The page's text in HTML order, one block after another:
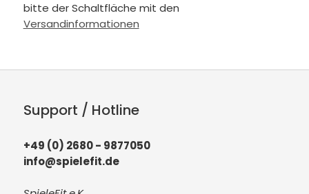
bitte der Schaltfläche mit den
Versandinformationen
Support / Hotline
+49 (0) 2680 - 9877050
info@spielefit.de